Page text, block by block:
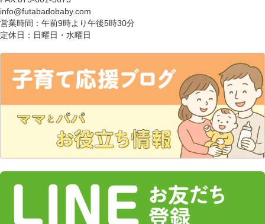
info@futabadobaby.com
営業時間：午前9時より午後5時30分
定休日：日曜日・水曜日